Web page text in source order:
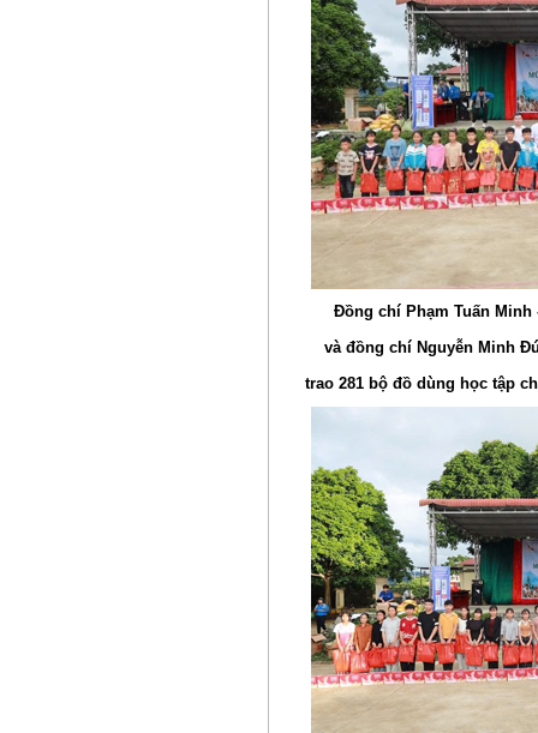
Đồng chí Phạm Tuấn Minh
và đồng chí Nguyễn Minh
trao 281 bộ đồ dùng học tập